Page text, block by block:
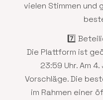
vielen Stimmen und
7️⃣
Die Plattform ist
23:59 Uhr. Am
Vorschläge. Die
im Rahmen einer